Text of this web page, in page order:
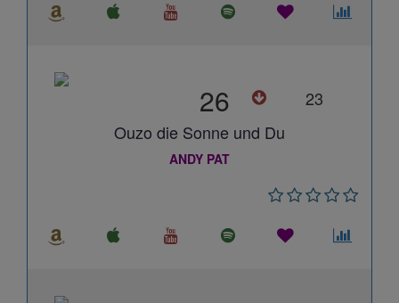
26
23
Ouzo die Sonne und Du
ANDY PAT